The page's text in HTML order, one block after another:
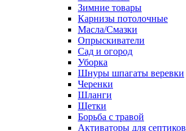
Зимние товары
Карнизы потолочные
Масла/Смазки
Опрыскиватели
Сад и огород
Уборка
Шнуры шпагаты веревки
Черенки
Шланги
Щетки
Борьба с травой
Активаторы для септиков